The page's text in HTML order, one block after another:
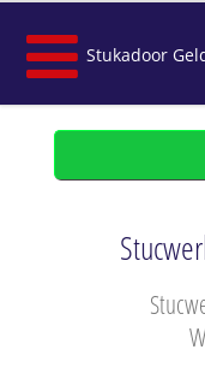
Stukadoor